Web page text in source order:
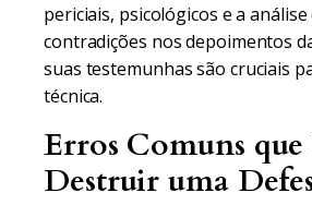
periciais, psicológicos e a
contradições nos depoimentos
suas testemunhas são cruciais
técnica.
Erros Comuns que
Destruir uma